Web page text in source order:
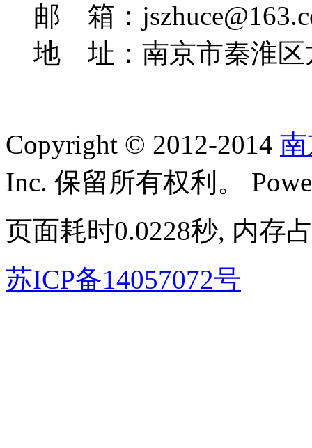
邮 箱：
地 址：南京市秦淮区
Copyright © 2012-2014
Inc. 保留所有权利。
页面耗时0.0228秒, 内存
苏ICP备14057072号